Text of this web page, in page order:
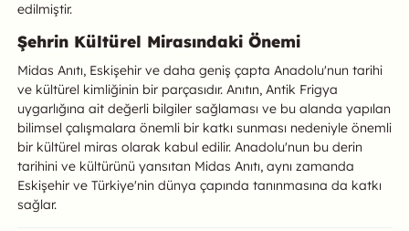
edilmiştir.
Şehrin Kültürel Mirasındaki Önemi
Midas Anıtı, Eskişehir ve daha geniş çapta Anadolu'nun tarihi
ve kültürel kimliğinin bir parçasıdır. Anıtın, Antik Frigya
uygarlığına ait değerli bilgiler sağlaması ve bu alanda yapılan
bilimsel çalışmalara önemli bir katkı sunması nedeniyle önemli
bir kültürel miras olarak kabul edilir. Anadolu'nun bu derin
tarihini ve kültürünü yansıtan Midas Anıtı, aynı zamanda
Eskişehir ve Türkiye'nin dünya çapında tanınmasına da katkı
sağlar.